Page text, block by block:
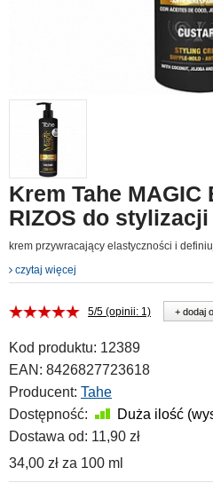
Krem Tahe MAGIC
RIZOS do
krem przywracający elastyczności i
czytaj więcej
5/5 (opinii: 1) + dodaj
Kod produktu: 12389
EAN: 8426827723618
Producent: Tahe
Dostępność:
Duża ilość
Dostawa od: 11,90 zł
34,00 zł za 100 ml